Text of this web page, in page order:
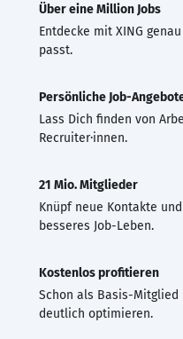
Über eine Million Jobs
Entdecke mit XING
passt.
Persönliche Job-
Lass Dich finden von
Recruiter·innen.
21 Mio. Mitglieder
Knüpf neue Kontakte
besseres Job-Leben.
Kostenlos profitieren
Schon als Basis-Mitglied
deutlich optimieren.